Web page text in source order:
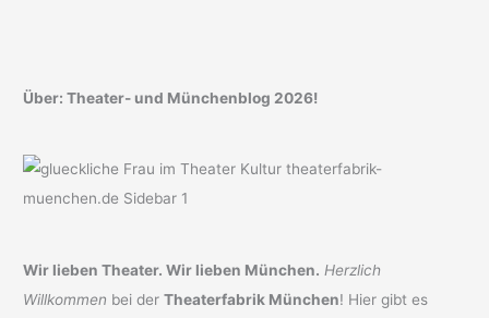
Über: Theater- und Münchenblog 2026!
Wir lieben Theater. Wir lieben München. Herzlich
Willkommen bei derTheaterfabrik München! Hier gibt es